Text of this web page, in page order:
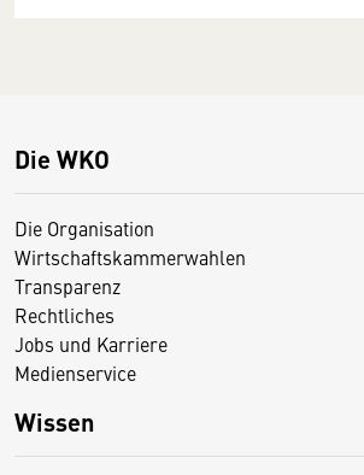
Die WKO
Die Organisation
Wirtschaftskammerwahlen
Transparenz
Rechtliches
Jobs und Karriere
Medienservice
Wissen